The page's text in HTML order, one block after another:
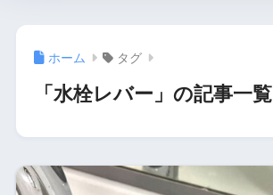
ホーム タグ
「水栓レバー」の記事一覧